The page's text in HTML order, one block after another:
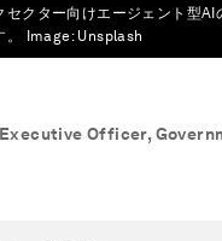
セクター向けエージェント型AI
Image: Unsplash
Officer,